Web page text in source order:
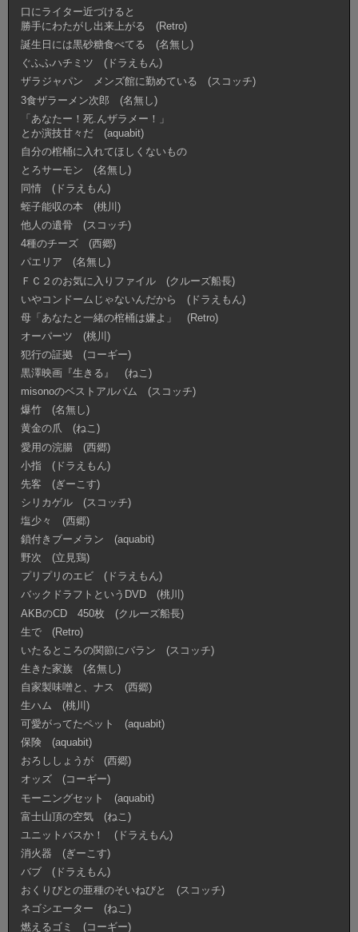
口にライター近づけると
勝手にわたがし出来上がる (Retro)
誕生日には黒砂糖食べてる (名無し)
ぐふふハチミツ (ドラえもん)
ザラジャパン メンズ館に勤めている (スコッチ)
3食ザラーメン次郎 (名無し)
「あなたー！死.んザラメー！」
とか演技甘々だ (aquabit)
自分の棺桶に入れてほしくないもの
とろサーモン (名無し)
同情 (ドラえもん)
蛭子能収の本 (桃川)
他人の遺骨 (スコッチ)
4種のチーズ (西郷)
パエリア (名無し)
ＦＣ２のお気に入りファイル (クルーズ船長)
いやコンドームじゃないんだから (ドラえもん)
母「あなたと一緒の棺桶は嫌よ」 (Retro)
オーパーツ (桃川)
犯行の証拠 (コーギー)
黒澤映画『生きる』 (ねこ)
misonoのベストアルバム (スコッチ)
爆竹 (名無し)
黄金の爪 (ねこ)
愛用の浣腸 (西郷)
小指 (ドラえもん)
先客 (ぎーこす)
シリカゲル (スコッチ)
塩少々 (西郷)
鎖付きブーメラン (aquabit)
野次 (立見鶏)
プリプリのエビ (ドラえもん)
バックドラフトというDVD (桃川)
AKBのCD 450枚 (クルーズ船長)
生で (Retro)
いたるところの関節にバラン (スコッチ)
生きた家族 (名無し)
自家製味噌と、ナス (西郷)
生ハム (桃川)
可愛がってたペット (aquabit)
保険 (aquabit)
おろししょうが (西郷)
オッズ (コーギー)
モーニングセット (aquabit)
富士山頂の空気 (ねこ)
ユニットバスか！ (ドラえもん)
消火器 (ぎーこす)
バブ (ドラえもん)
おくりびとの亜種のそいねびと (スコッチ)
ネゴシエーター (ねこ)
燃えるゴミ (コーギー)